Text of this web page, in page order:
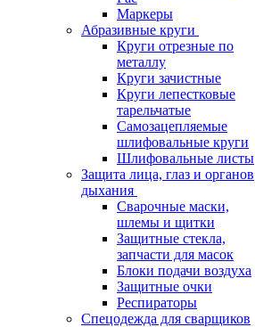
Маркеры
Абразивные круги
Круги отрезные по
металлу
Круги зачистные
Круги лепестковые
тарельчатые
Самозацепляемые
шлифовальные круги
Шлифовальные листы
Защита лица, глаз и органов
дыхания
Сварочные маски,
шлемы и щитки
Защитные стекла,
запчасти для масок
Блоки подачи воздуха
Защитные очки
Респираторы
Спецодежда для сварщиков